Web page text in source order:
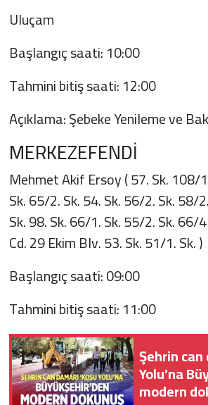
Uluçam
Başlangıç saati: 10:00
Tahmini bitiş saati: 12:00
Açıklama: Şebeke Yenileme ve
MERKEZEFENDİ
Mehmet Akif Ersoy ( 57. Sk. 108/
Sk. 65/2. Sk. 54. Sk. 56/2. Sk. 58/
Sk. 98. Sk. 66/1. Sk. 55/2. Sk. 66/
Cd. 29 Ekim Blv. 53. Sk. 51/1. Sk. )
Başlangıç saati: 09:00
Tahmini bitiş saati: 11:00
Şehrin can
Yolu’na
modern